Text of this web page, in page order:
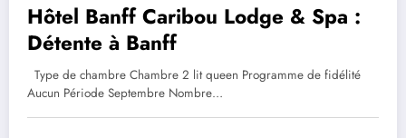
Hôtel Banff Caribou Lodge & Spa :
Détente à Banff
Type de chambre Chambre 2 lit queen Programme de fidélité
Aucun Période Septembre Nombre…